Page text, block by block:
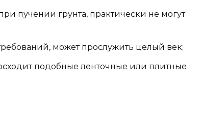
пучении грунта, практически не могут
может прослужить целый век;
подобные ленточные или плитные